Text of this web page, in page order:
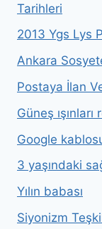
Tarihleri
2013 Ygs Lys
Ankara
Postaya İlan
Güneş
Google
3 yaşındaki
Yılın babası
Siyonizm